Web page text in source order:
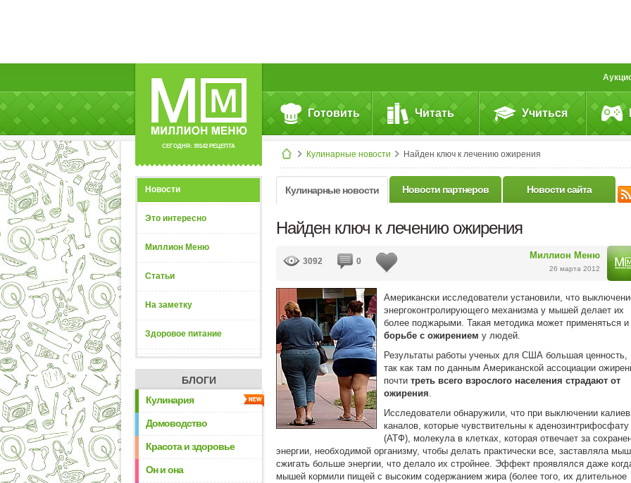
СЕГОДНЯ: 39142 РЕЦЕПТА
Готовить Читать Учиться
Кулинарные новости Найден ключ к лечению ожирения
Новости
Это интересно
Миллион Меню
Статьи
На заметку
Здоровое питание
БЛОГИ
Кулинария
Домоводство
Красота и здоровье
Он и она
Кулинарные новости Новости партнеров Новости сайта
Найден ключ к лечению ожирения
Миллион Меню
26 марта 2012
3092 0
Американски исследователи установили, что
энергоконтролирующего механизма у мышей делает их
более поджарыми. Такая методика может применяться и
борьбе с ожирением у людей.
Результаты работы ученых для США большая ценность,
так как там по данным Американской ассоциации
почти треть всего взрослого населения страдают от
ожирения.
Исследователи обнаружили, что при выключении
каналов, которые чувствительны к аденозинтрифосфату
(АТФ), молекула в клетках, которая отвечает за
энергии, необходимой организму, чтобы делать практически все, заставляла
сжигать больше энергии, что делало их стройнее. Эффект проявлялся даже
мышей кормили пищей с высоким содержанием жира (более того, их длительное